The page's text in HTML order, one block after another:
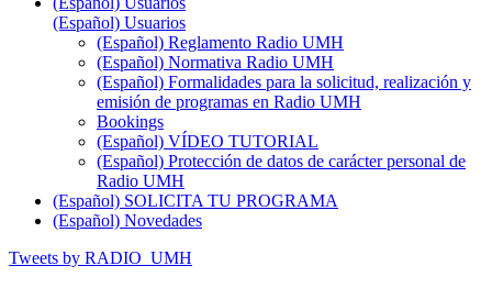
(Español) Usuarios
(Español) Reglamento Radio UMH
(Español) Normativa Radio UMH
(Español) Formalidades para la solicitud, realización y
emisión de programas en Radio UMH
Bookings
(Español) VÍDEO TUTORIAL
(Español) Protección de datos de carácter personal de
Radio UMH
(Español) SOLICITA TU PROGRAMA
(Español) Novedades
Tweets by RADIO_UMH